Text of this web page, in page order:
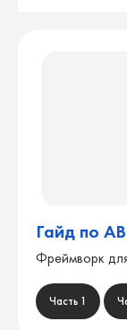
в
вместе с
и
по
на
То, чем
для
Гайд по
Фреймворк
Часть 1